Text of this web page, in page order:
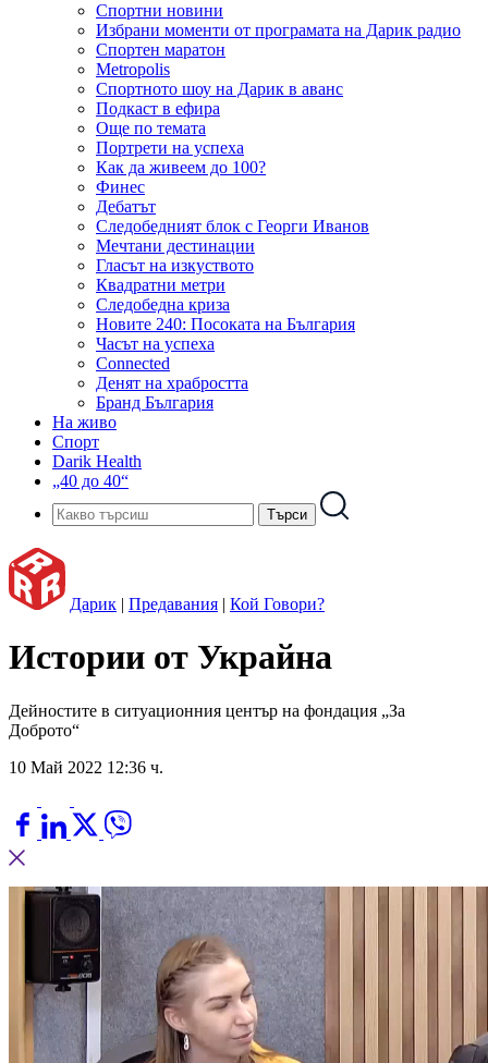
Спортни новини
Избрани моменти от програмата на Дарик радио
Спортен маратон
Metropolis
Спортното шоу на Дарик в аванс
Подкаст в ефира
Още по темата
Портрети на успеха
Как да живеем до 100?
Финес
Дебатът
Следобедният блок с Георги Иванов
Мечтани дестинации
Гласът на изкуството
Квадратни метри
Следобедна криза
Новите 240: Посоката на България
Часът на успеха
Connected
Денят на храбростта
Бранд България
На живо
Спорт
Darik Health
„40 до 40“
Дарик | Предавания | Кой Говори?
Истории от Украйна
Дейностите в ситуационния център на фондация „За
Доброто“
10 Май 2022 12:36 ч.